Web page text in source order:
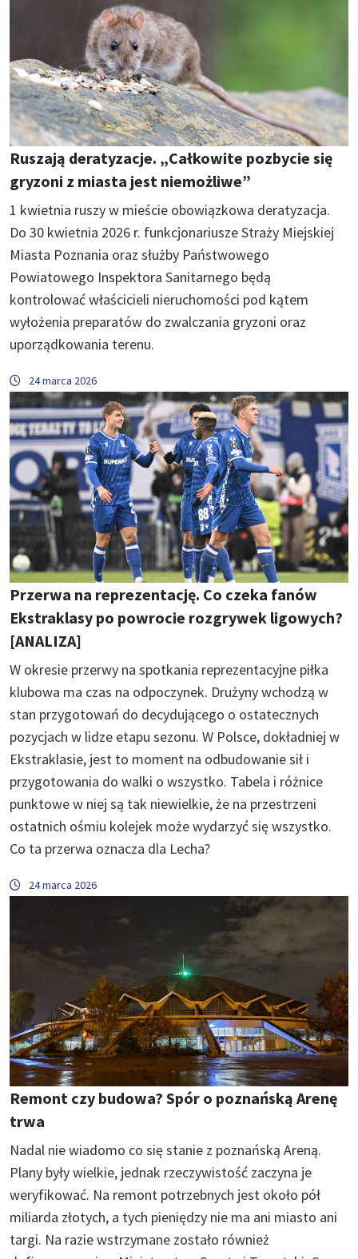
Ruszają deratyzacje. „Całkowite pozbycie się
gryzoni z miasta jest niemożliwe”
1 kwietnia ruszy w mieście obowiązkowa deratyzacja.
Do 30 kwietnia 2026 r. funkcjonariusze Straży Miejskiej
Miasta Poznania oraz służby Państwowego
Powiatowego Inspektora Sanitarnego będą
kontrolować właścicieli nieruchomości pod kątem
wyłożenia preparatów do zwalczania gryzoni oraz
uporządkowania terenu.
24 marca 2026
Przerwa na reprezentację. Co czeka fanów
Ekstraklasy po powrocie rozgrywek ligowych?
[ANALIZA]
W okresie przerwy na spotkania reprezentacyjne piłka
klubowa ma czas na odpoczynek. Drużyny wchodzą w
stan przygotowań do decydującego o ostatecznych
pozycjach w lidze etapu sezonu. W Polsce, dokładniej w
Ekstraklasie, jest to moment na odbudowanie sił i
przygotowania do walki o wszystko. Tabela i różnice
punktowe w niej są tak niewielkie, że na przestrzeni
ostatnich ośmiu kolejek może wydarzyć się wszystko.
Co ta przerwa oznacza dla Lecha?
24 marca 2026
Remont czy budowa? Spór o poznańską Arenę
trwa
Nadal nie wiadomo co się stanie z poznańską Areną.
Plany były wielkie, jednak rzeczywistość zaczyna je
weryfikować. Na remont potrzebnych jest około pół
miliarda złotych, a tych pieniędzy nie ma ani miasto ani
targi. Na razie wstrzymane zostało również